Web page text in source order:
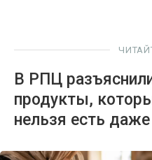
В РПЦ
продукты,
нельзя есть